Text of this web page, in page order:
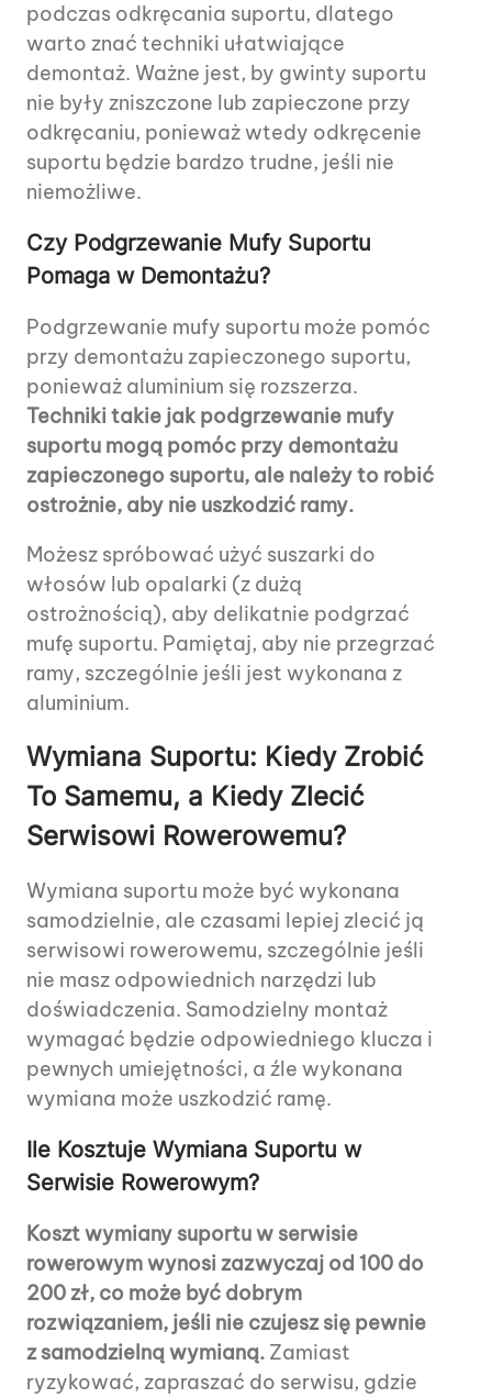
podczas odkręcania suportu, dlatego
warto znać techniki ułatwiające
demontaż. Ważne jest, by gwinty suportu
nie były zniszczone lub zapieczone przy
odkręcaniu, ponieważ wtedy odkręcenie
suportu będzie bardzo trudne, jeśli nie
niemożliwe.
Czy Podgrzewanie Mufy Suportu
Pomaga w Demontażu?
Podgrzewanie mufy suportu może pomóc
przy demontażu zapieczonego suportu,
ponieważ aluminium się rozszerza.
Techniki takie jak podgrzewanie mufy
suportu mogą pomóc przy demontażu
zapieczonego suportu, ale należy to robić
ostrożnie, aby nie uszkodzić ramy.
Możesz spróbować użyć suszarki do
włosów lub opalarki (z dużą
ostrożnością), aby delikatnie podgrzać
mufę suportu. Pamiętaj, aby nie przegrzać
ramy, szczególnie jeśli jest wykonana z
aluminium.
Wymiana Suportu: Kiedy Zrobić
To Samemu, a Kiedy Zlecić
Serwisowi Rowerowemu?
Wymiana suportu może być wykonana
samodzielnie, ale czasami lepiej zlecić ją
serwisowi rowerowemu, szczególnie jeśli
nie masz odpowiednich narzędzi lub
doświadczenia. Samodzielny montaż
wymagać będzie odpowiedniego klucza i
pewnych umiejętności, a źle wykonana
wymiana może uszkodzić ramę.
Ile Kosztuje Wymiana Suportu w
Serwisie Rowerowym?
Koszt wymiany suportu w serwisie
rowerowym wynosi zazwyczaj od 100 do
200 zł, co może być dobrym
rozwiązaniem, jeśli nie czujesz się pewnie
z samodzielną wymianą. Zamiast
ryzykować, zapraszać do serwisu, gdzie